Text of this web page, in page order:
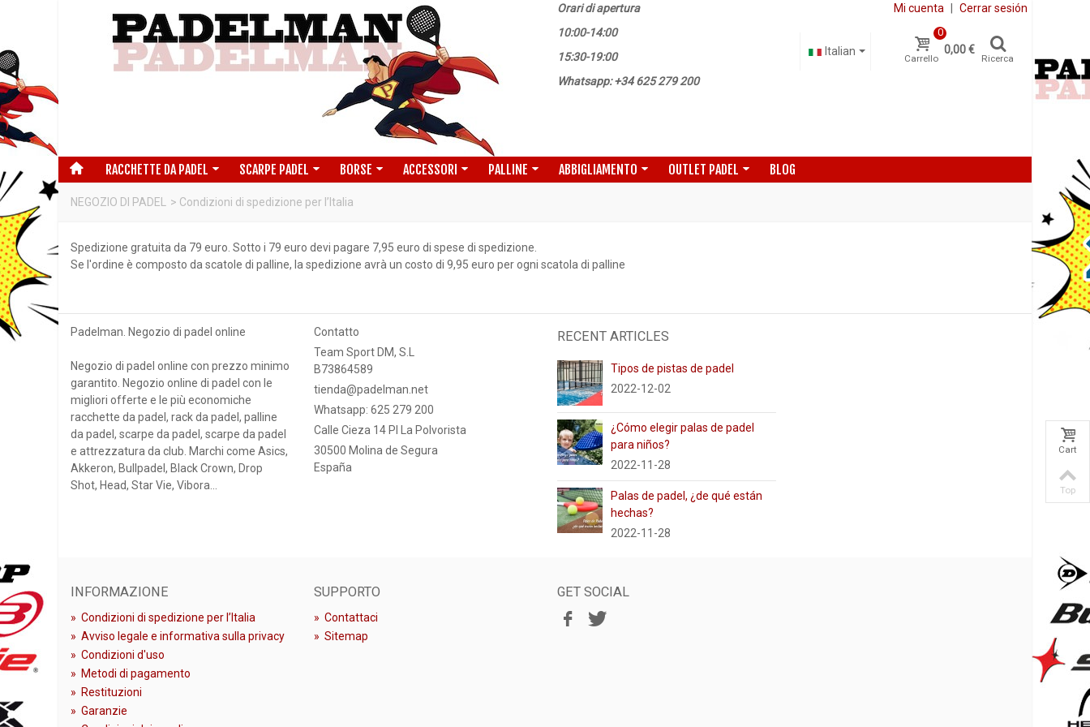
Orari di apertura
10:00-14:00
15:30-19:00
Whatsapp: +34 625 279 200
Mi cuenta Cerrar sesión
Carrello
0
0,00 €
Ricerca
Italian
RACCHETTE DA PADEL SCARPE PADEL BORSE ACCESSORI PALLINE ABBIGLIAMENTO OUTLET PADEL BLOG
NEGOZIO DI PADEL > Condizioni di spedizione per l’Italia
Spedizione gratuita da 79 euro. Sotto i 79 euro devi pagare 7,95 euro di spese di spedizione.
Se l'ordine è composto da scatole di palline, la spedizione avrà un costo di 9,95 euro per ogni scatola di palline
Padelman. Negozio di padel online
Negozio di padel online con prezzo minimo
garantito. Negozio online di padel con le
migliori offerte e le più economiche
racchette da padel, rack da padel, palline
da padel, scarpe da padel, scarpe da padel
e attrezzatura da club. Marchi come Asics,
Akkeron, Bullpadel, Black Crown, Drop
Shot, Head, Star Vie, Vibora...
Contatto
Team Sport DM, S.L
B73864589
tienda@padelman.net
Whatsapp: 625 279 200
Calle Cieza 14 PI La Polvorista
30500 Molina de Segura
España
RECENT ARTICLES
Tipos de pistas de padel
2022-12-02
¿Cómo elegir palas de padel
para niños?
2022-11-28
Palas de padel, ¿de qué están
hechas?
2022-11-28
INFORMAZIONE
» Condizioni di spedizione per l’Italia
» Avviso legale e informativa sulla privacy
» Condizioni d'uso
» Metodi di pagamento
» Restituzioni
» Garanzie
SUPPORTO
» Contattaci
» Sitemap
GET SOCIAL
Cart
Top